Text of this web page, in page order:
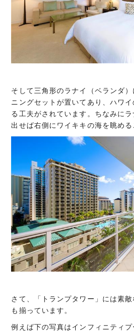
そして三角形のラナイ（ベランダ
ニングセットが置いてあり、ハワ
る工夫がされています。ちなみに
出せば右側にワイキキの海を眺める
さて、「トランプタワー」には素
も揃っています。
例えば下の写真はインフィニティ